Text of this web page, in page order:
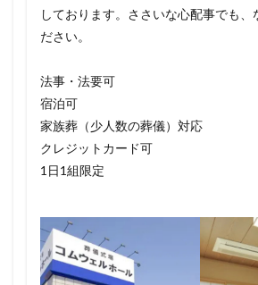
しております。ささいな心配事でも、
ださい。
法事・法要可
宿泊可
家族葬（少人数の葬儀）対応
クレジットカード可
1日1組限定